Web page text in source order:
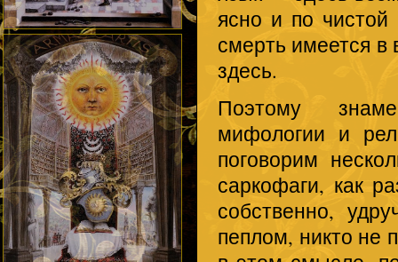
ясно и по чистой
смерть имеется
здесь.
Поэтому
мифологии и
поговорим
саркофаги, как
собственно,
пеплом, никто не